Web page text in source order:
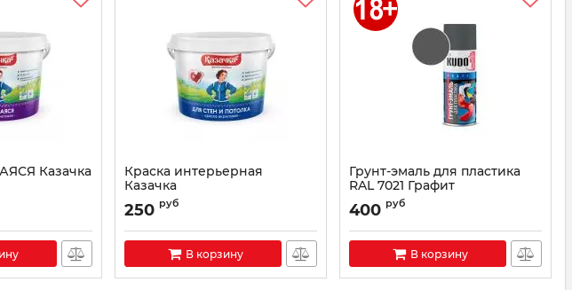
Казачка
Краска интерьерная
Казачка
250 руб
В корзину
Грунт-эмаль для пластика
RAL 7021 Графит
Артикул: KU-6004
400 руб
В корзину